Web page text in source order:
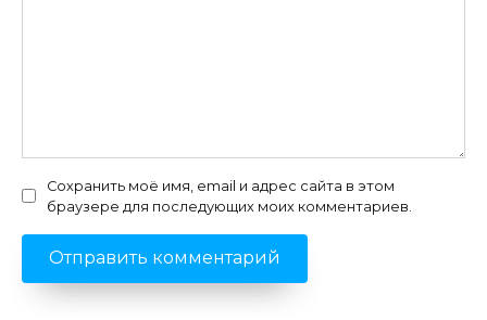
Сохранить моё имя, email и адрес сайта в этом
браузере для последующих моих комментариев.